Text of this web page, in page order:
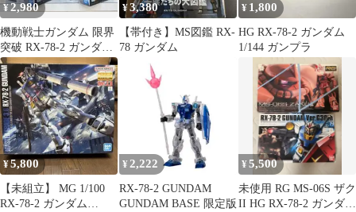
¥2,980
機動戦士ガンダム 限界
突破 RX-78-2 ガンダム
フィギュア2体セット
¥3,380
【帯付き】MS図鑑 RX-
78 ガンダム
¥ 1,800
HG RX-78-2 ガンダム
1/144 ガンプラ
¥5,800
【未組立】 MG 1/100
RX-78-2 ガンダム
¥ 2,222
RX-78-2 GUNDAM
GUNDAM BASE 限定版
¥5,500
未使用 RG MS-06S ザク
II HG RX-78-2 ガンダム